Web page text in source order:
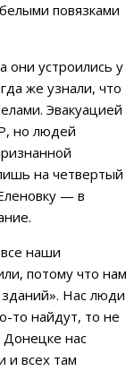
повязками
они устроились у
же узнали, что
Эвакуацией
но людей
на четвертый
— в
наши
потому что нам
Нас люди
то найдут, то не
Донецке нас
и всех там